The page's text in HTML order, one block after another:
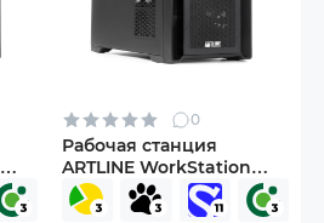
0
Рабочая станция
ARTLINE WorkStation
W96 Windows 11 Pro
(W96v69Win)